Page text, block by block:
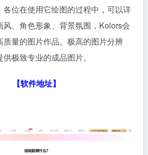
各位在使用它绘图的过程中，可以详
风、角色形象、背景氛围，Kolors会
质量的图片作品。极高的图片分辨
极致专业的成品图片。
【软件地址】